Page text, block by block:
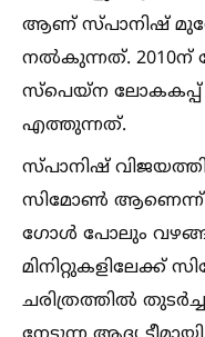
ആണ് സ്പാനിഷ്
നല്‍കുന്നത്.
സ്പെയ്ന ലോകകപ്പ്
എത്തുന്നത്.
സ്പാനിഷ്
സിമോണ്‍ ആണെന്ന്
ഗോള്‍ പോലും
മിനിറ്റുകളിലേക്ക്
ചരിത്രത്തില്‍